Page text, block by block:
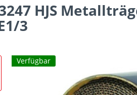
HJS
3
Verfügbar